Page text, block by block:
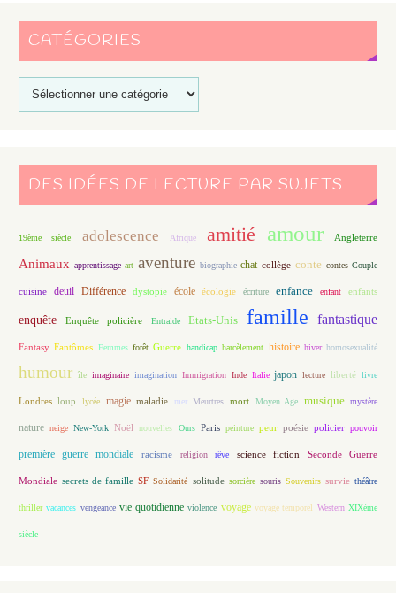
CATÉGORIES
DES IDÉES DE LECTURE PAR SUJETS
19ème siècle adolescence Afrique amitié amour Angleterre
Animaux apprentissage art aventure biographie chat collège conte contes Couple
cuisine deuil Différence dystopie école écologie écriture enfance enfant enfants
enquête Enquête policière Entraide Etats-Unis famille fantastique
Fantasy Fantômes Femmes forêt Guerre handicap harcèlement histoire hiver homosexualité
humour île imaginaire imagination Immigration Inde Italie japon lecture liberté livre
Londres loup lycée magie maladie mer Meurtres mort Moyen Age musique mystère
nature neige New-York Noël nouvelles Ours Paris peinture peur poésie policier pouvoir
première guerre mondiale racisme religion rêve science fiction Seconde Guerre
Mondiale secrets de famille SF Solidarité solitude sorcière souris Souvenirs survie théâtre
thriller vacances vengeance vie quotidienne violence voyage voyage temporel Western XIXème
siècle